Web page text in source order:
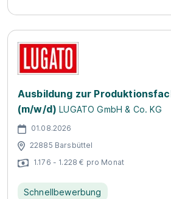
Ausbildung zur
(m/w/d) LUGATO GmbH & Co. KG
01.08.2026
22885 Barsbüttel
1.176 - 1.228 € pro Monat
Schnellbewerbung